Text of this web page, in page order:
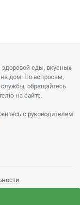
здоровой еды, вкусных
дом. По вопросам,
обращайтесь
на сайте.
с руководителем